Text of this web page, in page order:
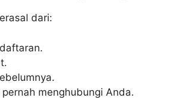
dari:
pernah menghubungi Anda.